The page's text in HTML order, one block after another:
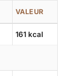
VALEUR
161 kcal